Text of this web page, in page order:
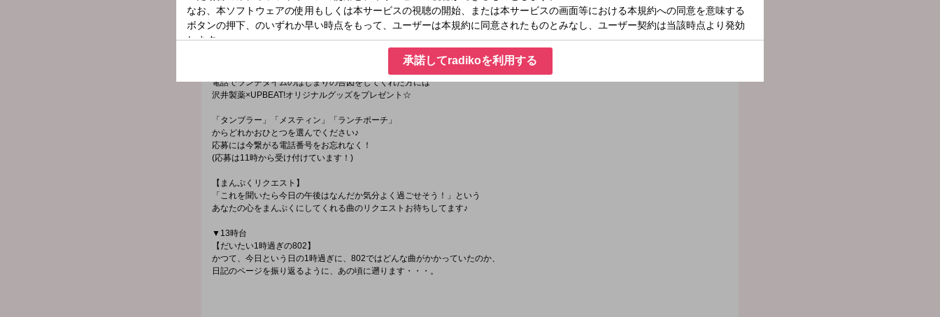
▼UPBEAT!のお楽しみ【カトールーレット】♪
日替わりで5曲が入ったルーレットです！
どの曲が聞こえてくるでしょうか?？？
電話でランチタイムのはじまりの合図をしてくれた方には
沢井製薬×UPBEAT!オリジナルグッズをプレゼント☆
「タンブラー」「メスティン」「ランチポーチ」
からどれかおひとつを選んでください♪
応募には今繋がる電話番号をお忘れなく！
(応募は11時から受け付けています！)
【まんぷくリクエスト】
「これを聞いたら今日の午後はなんだか気分よく過ごせそう！」という
あなたの心をまんぷくにしてくれる曲のリクエストお待ちしてます♪
▼13時台
【だいたい1時過ぎの802】
かつて、今日という日の1時過ぎに、802ではどんな曲がかかっていたのか、
日記のページを振り返るように、あの頃に遡ります・・・。
承諾してradikoを利用する